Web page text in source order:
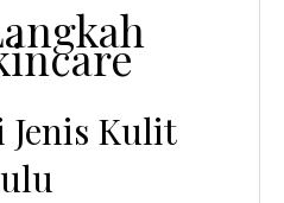
Jenis Kulit